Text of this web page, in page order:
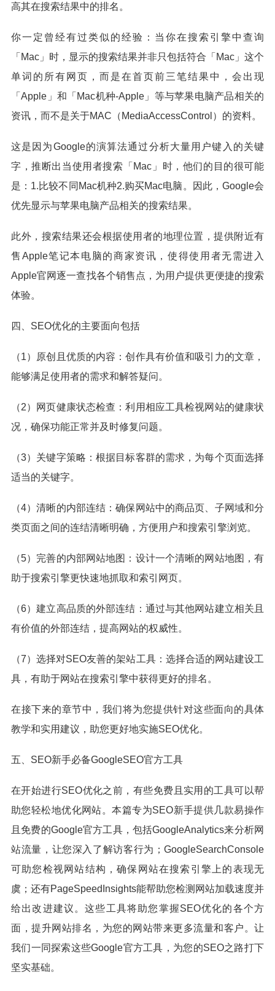
高其在搜索结果中的排名。
你一定曾经有过类似的经验：当你在搜索引擎中查询
「Mac」时，显示的搜索结果并非只包括符合「Mac」这个
单词的所有网页，而是在首页前三笔结果中，会出现
「Apple」和「Mac机种-Apple」等与苹果电脑产品相关的
资讯，而不是关于MAC（MediaAccessControl）的资料。
这是因为Google的演算法通过分析大量用户键入的关键
字，推断出当使用者搜索「Mac」时，他们的目的很可能
是：1.比较不同Mac机种2.购买Mac电脑。因此，Google会
优先显示与苹果电脑产品相关的搜索结果。
此外，搜索结果还会根据使用者的地理位置，提供附近有
售Apple笔记本电脑的商家资讯，使得使用者无需进入
Apple官网逐一查找各个销售点，为用户提供更便捷的搜索
体验。
四、SEO优化的主要面向包括
（1）原创且优质的内容：创作具有价值和吸引力的文章，
能够满足使用者的需求和解答疑问。
（2）网页健康状态检查：利用相应工具检视网站的健康状
况，确保功能正常并及时修复问题。
（3）关键字策略：根据目标客群的需求，为每个页面选择
适当的关键字。
（4）清晰的内部连结：确保网站中的商品页、子网域和分
类页面之间的连结清晰明确，方便用户和搜索引擎浏览。
（5）完善的内部网站地图：设计一个清晰的网站地图，有
助于搜索引擎更快速地抓取和索引网页。
（6）建立高品质的外部连结：通过与其他网站建立相关且
有价值的外部连结，提高网站的权威性。
（7）选择对SEO友善的架站工具：选择合适的网站建设工
具，有助于网站在搜索引擎中获得更好的排名。
在接下来的章节中，我们将为您提供针对这些面向的具体
教学和实用建议，助您更好地实施SEO优化。
五、SEO新手必备GoogleSEO官方工具
在开始进行SEO优化之前，有些免费且实用的工具可以帮
助您轻松地优化网站。本篇专为SEO新手提供几款易操作
且免费的Google官方工具，包括GoogleAnalytics来分析网
站流量，让您深入了解访客行为；GoogleSearchConsole
可助您检视网站结构，确保网站在搜索引擎上的表现无
虞；还有PageSpeedInsights能帮助您检测网站加载速度并
给出改进建议。这些工具将助您掌握SEO优化的各个方
面，提升网站排名，为您的网站带来更多流量和客户。让
我们一同探索这些Google官方工具，为您的SEO之路打下
坚实基础。